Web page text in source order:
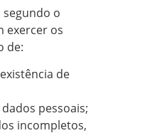
segundo o
exercer os
de:
de
pessoais;
incompletos,